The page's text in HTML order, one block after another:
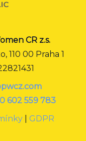
CR z.s.
110 00 Praha 1
602 559 783
GDPR